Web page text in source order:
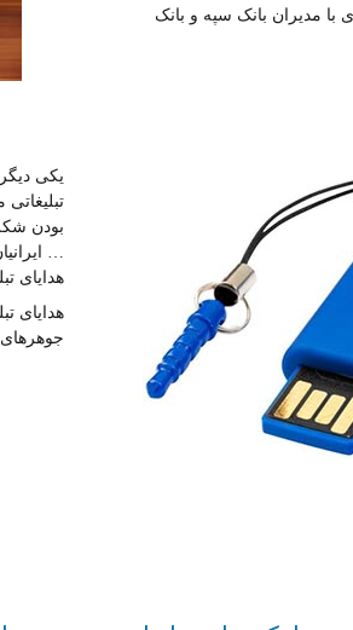
یکی
بودن
…
هدایای
هدایای
با مدیران بانک سپه و بانک